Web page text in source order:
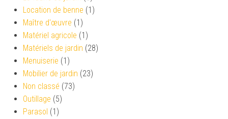
Location de benne (1)
Maître d'œuvre (1)
Matériel agricole (1)
Matériels de jardin (28)
Menuiserie (1)
Mobilier de jardin (23)
Non classé (73)
Outillage (5)
Parasol (1)